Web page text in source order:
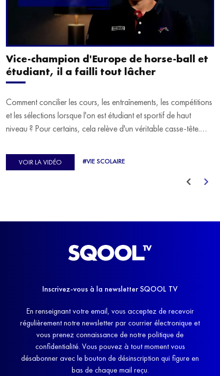
Vice-champion d'Europe de horse-ball et
étudiant, il a failli tout lâcher
Comment concilier les cours, les entraînements, les compétitions
et les sélections lorsque l'on est étudiant et sportif de haut
niveau ? Pour certains, cela relève d'un véritable casse-tête.
d'Europe de Horse-ball, qui a failli abandonner ses études
avant de trouver un nouvel équilibre.
VOIR LA VIDÉO #VIE SCOLAIRE
Inscrivez-vous à la newsletter SQOOL TV
En renseignant votre email, vous acceptez de recevoir
régulièrement notre newsletter par courrier électronique et
vous prenez connaissance de notre politique de
confidentialité. Vous pouvez à tout moment vous
désabonner avec le bouton de désinscription qui figure en
bas de chaque mail reçu.